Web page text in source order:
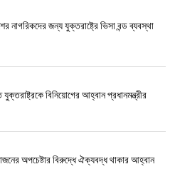
নাগরিকদের জন্য যুক্তরাষ্ট্রে ভিসা বন্ড ব্যবস্থা
বিনিয়োগের আহ্বান প্রধানমন্ত্রীর
অপচেষ্টার বিরুদ্ধে ঐক্যবদ্ধ থাকার আহ্বান